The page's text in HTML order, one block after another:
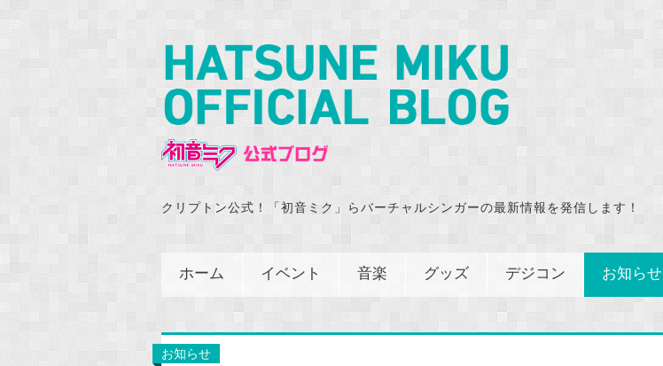
クリプトン公式！「初音ミク」らバーチャルシンガーの最新情報を発信します！
ホーム イベント 音楽 グッズ デジコン お知らせ
お知らせ